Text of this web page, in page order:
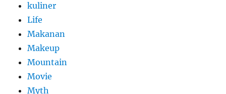
kuliner
Life
Makanan
Makeup
Mountain
Movie
Myth